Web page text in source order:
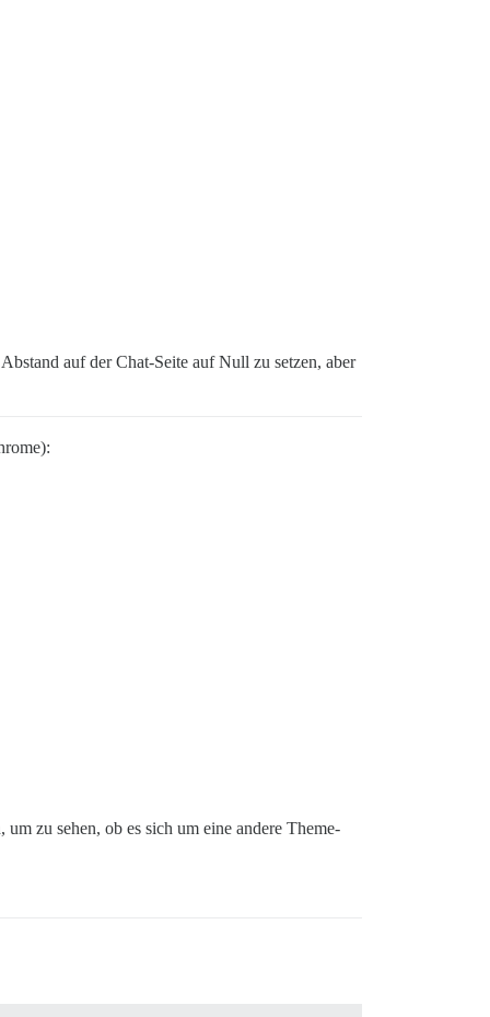
auf der Chat-Seite auf Null zu setzen, aber
zu sehen, ob es sich um eine andere Theme-